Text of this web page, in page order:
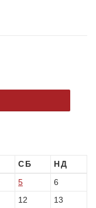
СБ НД
5
6
12
13